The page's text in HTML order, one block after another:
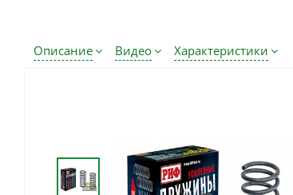
Описание Видео Характеристики